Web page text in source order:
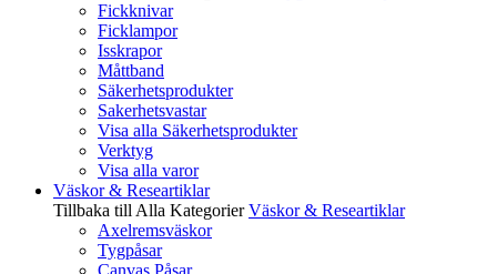
Fickknivar
Ficklampor
Isskrapor
Måttband
Säkerhetsprodukter
Sakerhetsvastar
Visa alla Säkerhetsprodukter
Verktyg
Visa alla varor
Väskor & Researtiklar
Tillbaka till Alla Kategorier Väskor & Researtiklar
Axelremsväskor
Tygpåsar
Canvas Påsar